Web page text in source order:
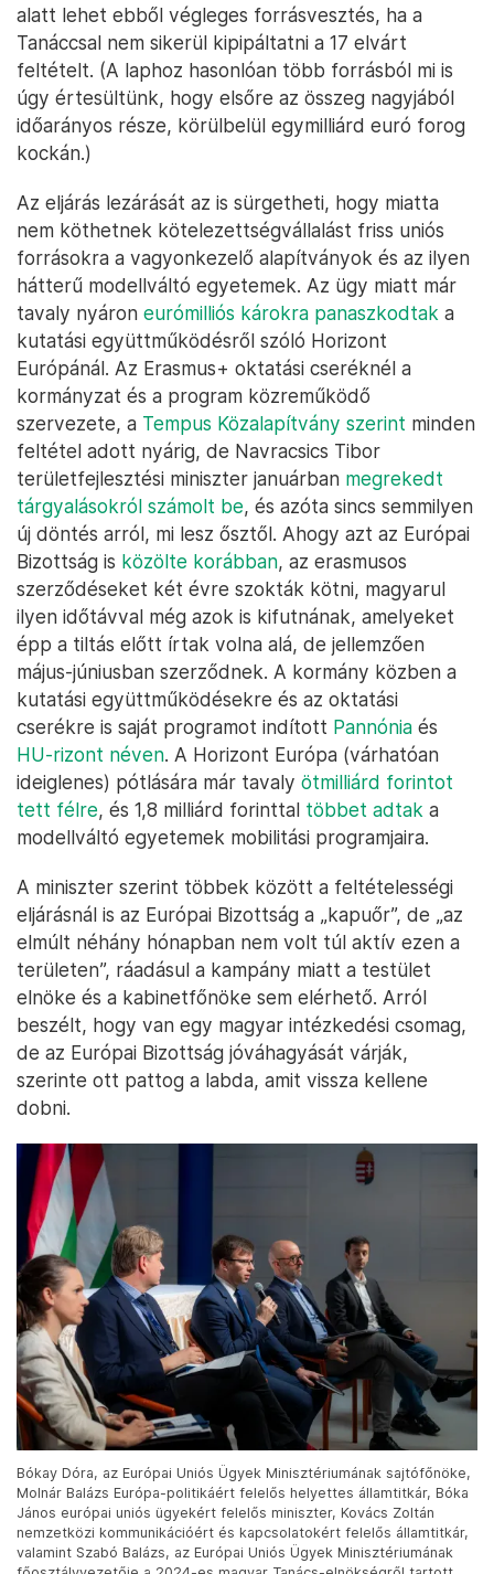
alatt lehet ebből végleges forrásvesztés, ha a
Tanáccsal nem sikerül kipipáltatni a 17 elvárt
feltételt. (A laphoz hasonlóan több forrásból mi is
úgy értesültünk, hogy elsőre az összeg nagyjából
időarányos része, körülbelül egymilliárd euró forog
kockán.)
Az eljárás lezárását az is sürgetheti, hogy miatta
nem köthetnek kötelezettségvállalást friss uniós
forrásokra a vagyonkezelő alapítványok és az ilyen
hátterű modellváltó egyetemek. Az ügy miatt már
tavaly nyáron eurómilliós károkra panaszkodtak a
kutatási együttműködésről szóló Horizont
Európánál. Az Erasmus+ oktatási cseréknél a
kormányzat és a program közreműködő
szervezete, a Tempus Közalapítvány szerint minden
feltétel adott nyárig, de Navracsics Tibor
területfejlesztési miniszter januárban megrekedt
tárgyalásokról számolt be, és azóta sincs semmilyen
új döntés arról, mi lesz ősztől. Ahogy azt az Európai
Bizottság is közölte korábban, az erasmusos
szerződéseket két évre szokták kötni, magyarul
ilyen időtávval még azok is kifutnának, amelyeket
épp a tiltás előtt írtak volna alá, de jellemzően
május-júniusban szerződnek. A kormány közben a
kutatási együttműködésekre és az oktatási
cserékre is saját programot indított Pannónia és
HU-rizont néven. A Horizont Európa (várhatóan
ideiglenes) pótlására már tavaly ötmilliárd forintot
tett félre, és 1,8 milliárd forinttal többet adtak a
modellváltó egyetemek mobilitási programjaira.
A miniszter szerint többek között a feltételességi
eljárásnál is az Európai Bizottság a „kapuőr”, de „az
elmúlt néhány hónapban nem volt túl aktív ezen a
területen”, ráadásul a kampány miatt a testület
elnöke és a kabinetfőnöke sem elérhető. Arról
beszélt, hogy van egy magyar intézkedési csomag,
de az Európai Bizottság jóváhagyását várják,
szerinte ott pattog a labda, amit vissza kellene
dobni.
Bókay Dóra, az Európai Uniós Ügyek Minisztériumának sajtófőnöke,
Molnár Balázs Európa-politikáért felelős helyettes államtitkár, Bóka
János európai uniós ügyekért felelős miniszter, Kovács Zoltán
nemzetközi kommunikációért és kapcsolatokért felelős államtitkár,
valamint Szabó Balázs, az Európai Uniós Ügyek Minisztériumának